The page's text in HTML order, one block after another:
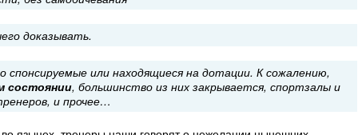
доказывать.
или находящиеся на дотации. К сожалению,
состоянии, большинство из них закрывается, спортзалы и
и прочее…